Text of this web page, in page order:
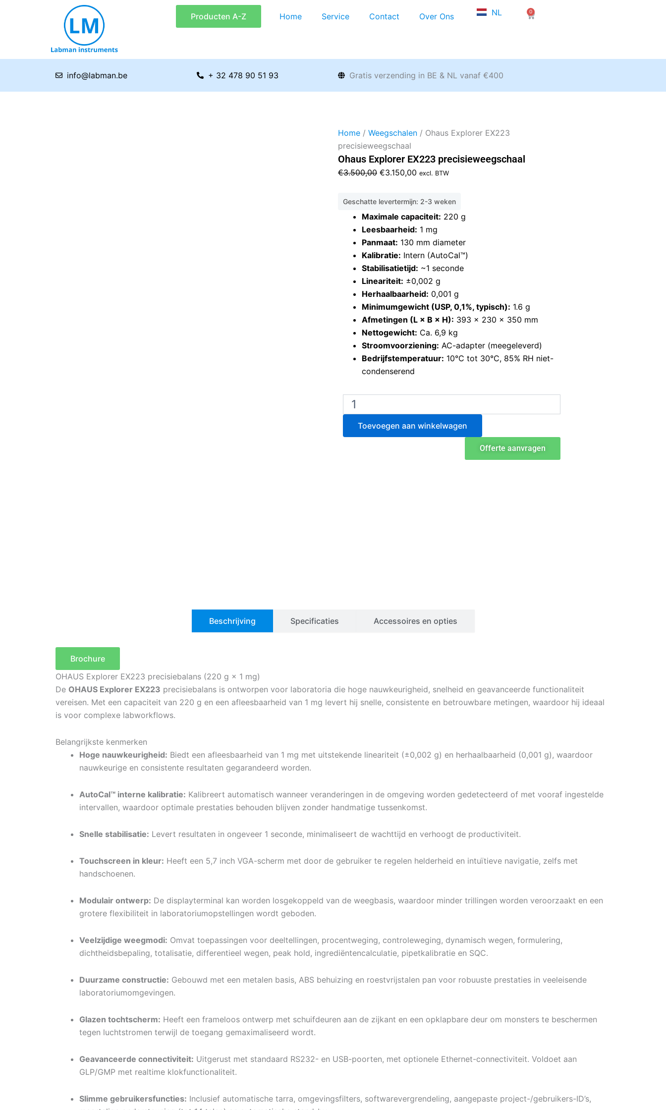
Producten A-Z Home Service Contact Over Ons NL
EN
0
Winkelwagen
info@labman.be + 32 478 90 51 93 Gratis verzending in BE & NL vanaf €400
Home / Weegschalen / Ohaus Explorer EX223
precisieweegschaal
Ohaus Explorer EX223 precisieweegschaal
€3.500,00 Oorspronkelijke
was:
€3.150,00 Huidige
is:
excl. BTW
Geschatte levertermijn: 2-3 weken
Maximale capaciteit: 220 g
Leesbaarheid: 1 mg
Panmaat: 130 mm diameter
Kalibratie: Intern (AutoCal™)
Stabilisatietijd: ~1 seconde
Lineariteit: ±0,002 g
Herhaalbaarheid: 0,001 g
Minimumgewicht (USP, 0,1%, typisch): 1.6 g
Afmetingen (L × B × H): 393 × 230 × 350 mm
Nettogewicht: Ca. 6,9 kg
Stroomvoorziening: AC-adapter (meegeleverd)
Bedrijfstemperatuur: 10°C tot 30°C, 85% RH niet-
condenserend
Ohaus
Explorer
EX223
precisieweegschaal
aantal
Toevoegen aan winkelwagen
Offerte aanvragen
Beschrijving Specificaties Accessoires en opties
Brochure
OHAUS Explorer EX223 precisiebalans (220 g × 1 mg)
De OHAUS Explorer EX223 precisiebalans is ontworpen voor laboratoria die hoge nauwkeurigheid, snelheid en geavanceerde functionaliteit
vereisen. Met een capaciteit van 220 g en een afleesbaarheid van 1 mg levert hij snelle, consistente en betrouwbare metingen, waardoor hij ideaal
is voor complexe labworkflows.
Belangrijkste kenmerken
Hoge nauwkeurigheid: Biedt een afleesbaarheid van 1 mg met uitstekende lineariteit (±0,002 g) en herhaalbaarheid (0,001 g), waardoor
nauwkeurige en consistente resultaten gegarandeerd worden.
AutoCal™ interne kalibratie: Kalibreert automatisch wanneer veranderingen in de omgeving worden gedetecteerd of met vooraf ingestelde
intervallen, waardoor optimale prestaties behouden blijven zonder handmatige tussenkomst.
Snelle stabilisatie: Levert resultaten in ongeveer 1 seconde, minimaliseert de wachttijd en verhoogt de productiviteit.
Touchscreen in kleur: Heeft een 5,7 inch VGA-scherm met door de gebruiker te regelen helderheid en intuïtieve navigatie, zelfs met
handschoenen.
Modulair ontwerp: De displayterminal kan worden losgekoppeld van de weegbasis, waardoor minder trillingen worden veroorzaakt en een
grotere flexibiliteit in laboratoriumopstellingen wordt geboden.
Veelzijdige weegmodi: Omvat toepassingen voor deeltellingen, procentweging, controleweging, dynamisch wegen, formulering,
dichtheidsbepaling, totalisatie, differentieel wegen, peak hold, ingrediëntencalculatie, pipetkalibratie en SQC.
Duurzame constructie: Gebouwd met een metalen basis, ABS behuizing en roestvrijstalen pan voor robuuste prestaties in veeleisende
laboratoriumomgevingen.
Glazen tochtscherm: Heeft een frameloos ontwerp met schuifdeuren aan de zijkant en een opklapbare deur om monsters te beschermen
tegen luchtstromen terwijl de toegang gemaximaliseerd wordt.
Geavanceerde connectiviteit: Uitgerust met standaard RS232- en USB-poorten, met optionele Ethernet-connectiviteit. Voldoet aan
GLP/GMP met realtime klokfunctionaliteit.
Slimme gebruikersfuncties: Inclusief automatische tarra, omgevingsfilters, softwarevergrendeling, aangepaste project-/gebruikers-ID’s,